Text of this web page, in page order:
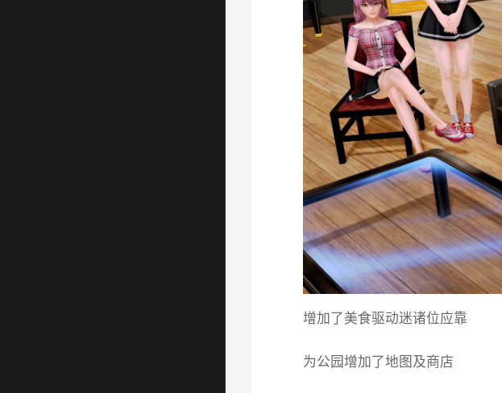
增加了美食驱动迷诸位应靠
为公园增加了地图及商店